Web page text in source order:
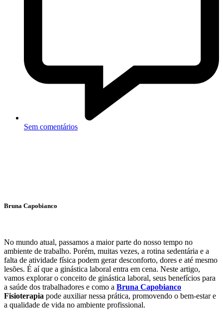
Sem comentários
Bruna Capobianco
No mundo atual, passamos a maior parte do nosso tempo no
ambiente de trabalho. Porém, muitas vezes, a rotina sedentária e a
falta de atividade física podem gerar desconforto, dores e até mesmo
lesões. É aí que a ginástica laboral entra em cena. Neste artigo,
vamos explorar o conceito de ginástica laboral, seus benefícios para
a saúde dos trabalhadores e como a Bruna Capobianco
Fisioterapia pode auxiliar nessa prática, promovendo o bem-estar e
a qualidade de vida no ambiente profissional.